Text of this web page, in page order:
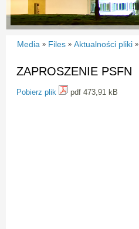
Media » Files » Aktualności pliki »
ZAPROSZENIE PSFN
Pobierz plik pdf 473,91 kB